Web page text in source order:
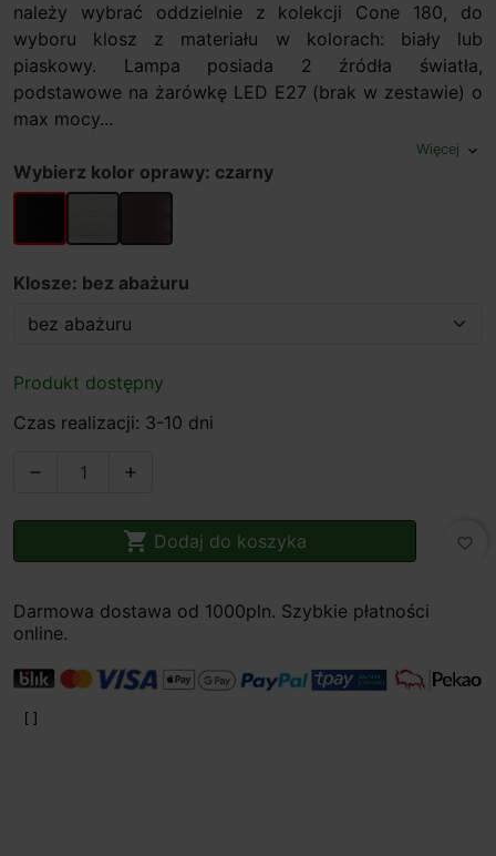
należy wybrać oddzielnie z kolekcji Cone 180, do
wyboru klosz z materiału w kolorach: biały lub
piaskowy. Lampa posiada 2 źródła światła,
podstawowe na żarówkę LED E27 (brak w zestawie) o
max mocy...
Więcej expand_more
Wybierz kolor oprawy: czarny
czarnynikiel mat
brąz
Klosze: bez abażuru
Produkt dostępny
Czas realizacji: 3-10 dni
 
 Dodaj do koszyka favorite_border
Darmowa dostawa od 1000pln. Szybkie płatności
online.